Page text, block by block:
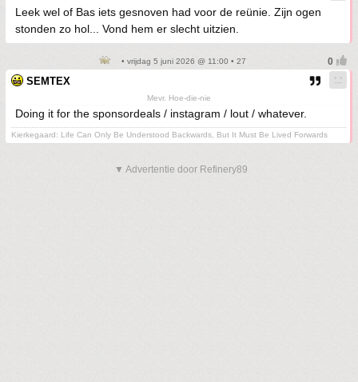
Leek wel of Bas iets gesnoven had voor de reünie. Zijn ogen
stonden zo hol... Vond hem er slecht uitzien.
• vrijdag 5 juni 2026 @ 11:00 • 27
SEMTEX
Mevr. Hoe-die-nie
Doing it for the sponsordeals / instagram / lout / whatever.
Kierkegaard: Life Can Only Be Understood Backwards, But It Must Be Lived Forwards
▼ Advertentie door Refinery89